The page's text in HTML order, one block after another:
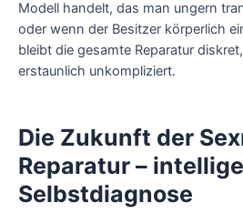
Modell handelt, das man ungern
oder wenn der Besitzer körperlich
bleibt die gesamte Reparatur
erstaunlich unkompliziert.
Die Zukunft der
Reparatur –
Selbstdiagnose